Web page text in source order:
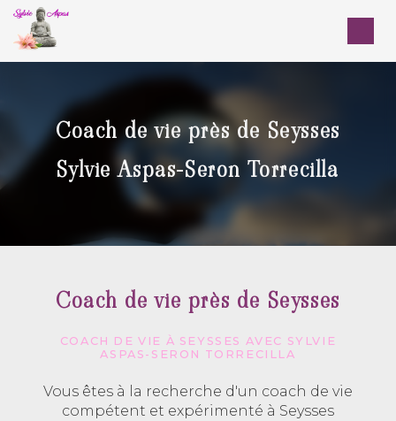
Coach de vie près de Seysses
Sylvie Aspas-Seron Torrecilla
Coach de vie près de Seysses
COACH DE VIE À SEYSSES AVEC SYLVIE
ASPAS-SERON TORRECILLA
Vous êtes à la recherche d'un coach de vie
compétent et expérimenté à Seysses
Panneau de gestion des cookies